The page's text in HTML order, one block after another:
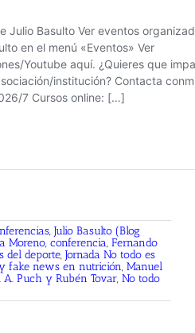
, Julio Basulto (Blog
Moreno, conferencia, Fernando
del deporte, Jornada No todo es
fake news en nutrición, Manuel
A. Puch y Rubén Tovar, No todo